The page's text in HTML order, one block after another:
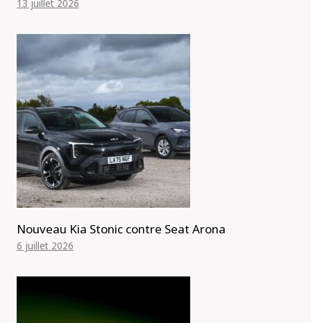
13 juillet 2026
Nouveau Kia Stonic contre Seat Arona
6 juillet 2026